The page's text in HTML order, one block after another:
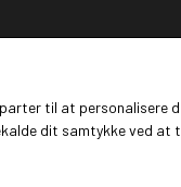
til at personalisere
dit samtykke ved at